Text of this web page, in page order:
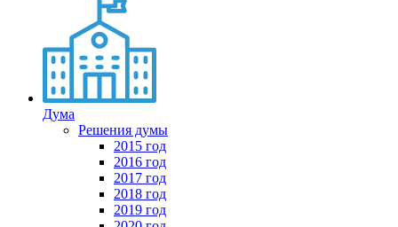
Дума
Решения думы
2015 год
2016 год
2017 год
2018 год
2019 год